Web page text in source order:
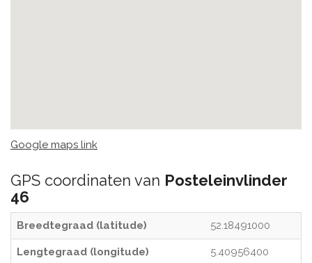
Google maps link
GPS coordinaten van Posteleinvlinder
46
Breedtegraad (latitude) 52.18491000
Lengtegraad (longitude) 5.40956400